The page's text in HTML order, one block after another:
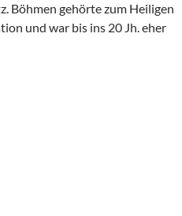
Böhmen gehörte zum Heiligen
und war bis ins 20 Jh. eher